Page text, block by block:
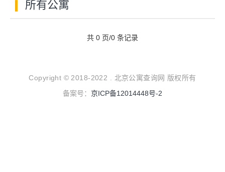
所有公寓
共 0 页/0 条记录
Copyright © 2018-2022 . 北京公寓查询网 版权所有
备案号： 京ICP备12014448号-2